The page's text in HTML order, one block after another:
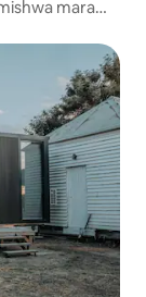
mara